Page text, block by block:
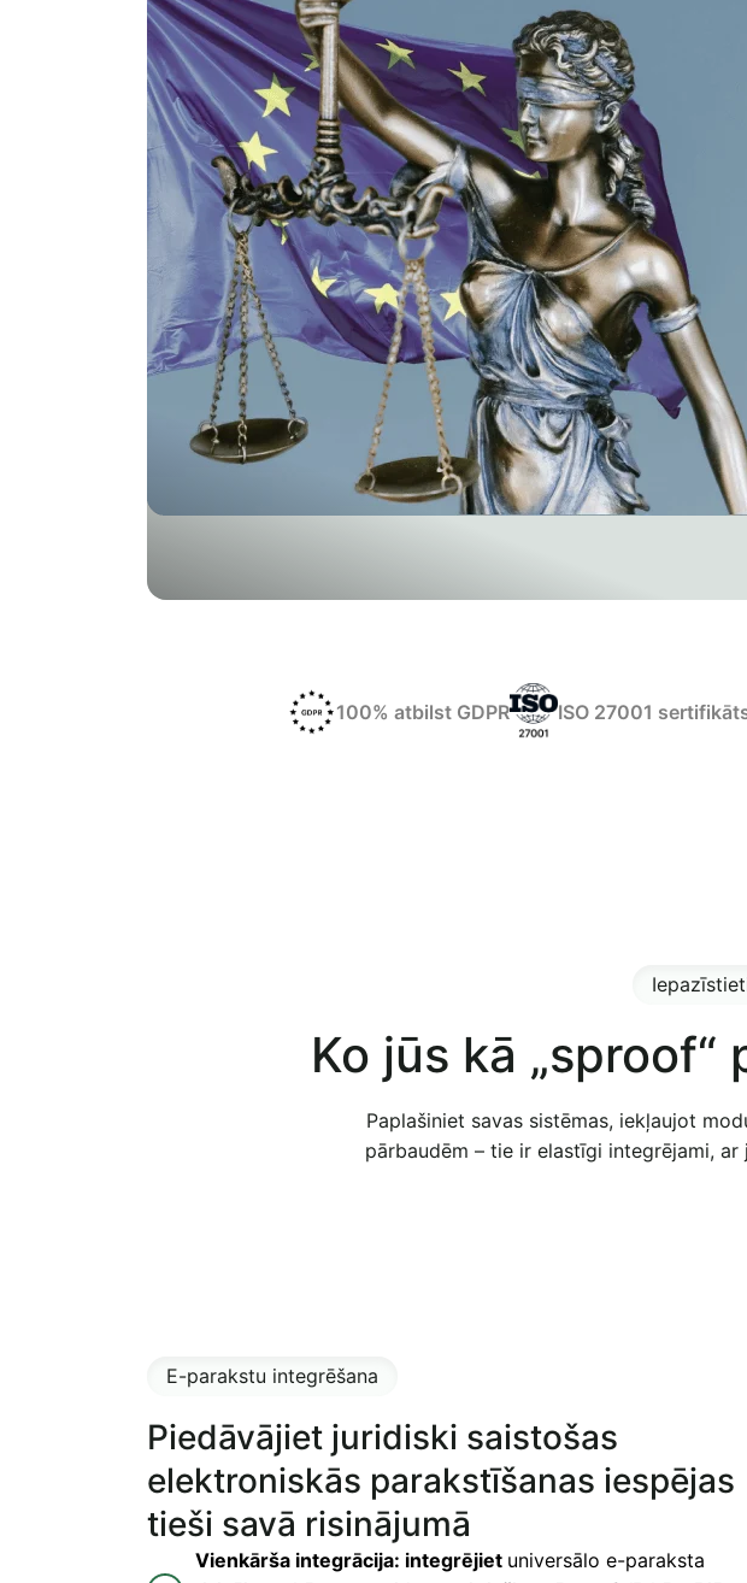
100% atbilst GDPR ISO 27001
Ko jūs kā
Paplašiniet savas sistēmas, iekļaujot
pārbaudēm – tie ir elastīgi integrējami,
E-parakstu integrēšana
Piedāvājiet juridiski saistošas
elektroniskās parakstīšanas iespējas
tieši savā risinājumā
Vienkārša integrācija: integrējiet universālo e-paraksta